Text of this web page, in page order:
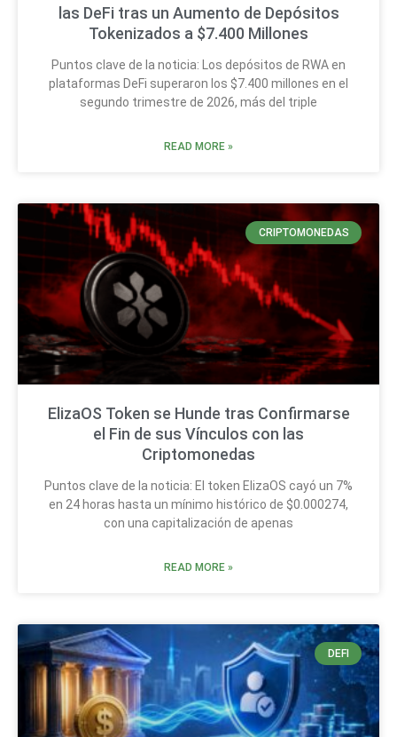
las DeFi tras un Aumento de Depósitos
Tokenizados a $7.400 Millones
Puntos clave de la noticia: Los depósitos de RWA en
plataformas DeFi superaron los $7.400 millones en el
segundo trimestre de 2026, más del triple
READ MORE »
CRIPTOMONEDAS
ElizaOS Token se Hunde tras Confirmarse
el Fin de sus Vínculos con las
Criptomonedas
Puntos clave de la noticia: El token ElizaOS cayó un 7%
en 24 horas hasta un mínimo histórico de $0.000274,
con una capitalización de apenas
READ MORE »
DEFI